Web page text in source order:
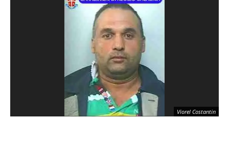
Viorel Costantin